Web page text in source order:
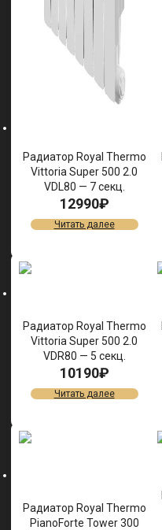
Радиатор Royal Thermo
Vittoria Super 500 2.0
VDL80 — 7 секц.
12990₽
Читать далее
Радиатор Royal Thermo
Vittoria Super 500 2.0
VDR80 — 5 секц.
10190₽
Читать далее
Радиатор Royal Thermo
PianoForte Tower 300